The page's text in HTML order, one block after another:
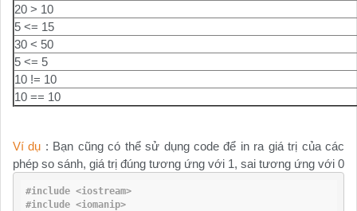
20 > 10
5 <= 15
30 < 50
5 <= 5
10 != 10
10 == 10
Ví dụ : Bạn cũng có thể sử dụng code để in ra giá trị của các
phép so sánh, giá trị đúng tương ứng với 1, sai tương ứng với 0
#include <iostream>
#include <iomanip>